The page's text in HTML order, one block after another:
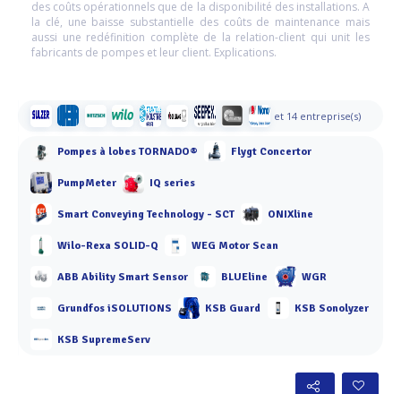
des coûts opérationnels que de la disponibilité des installations. A
la clé, une baisse substantielle des coûts de maintenance mais
aussi une redéfinition complète de la relation-client qui unit les
fabricants de pompes et leur client. Explications.
et 14 entreprise(s)
Pompes à lobes TORNADO® Flygt Concertor
PumpMeter IQ series
Smart Conveying Technology - SCT ONIXline
Wilo-Rexa SOLID-Q WEG Motor Scan
ABB Ability Smart Sensor BLUEline WGR
Grundfos iSOLUTIONS KSB Guard KSB Sonolyzer
KSB SupremeServ